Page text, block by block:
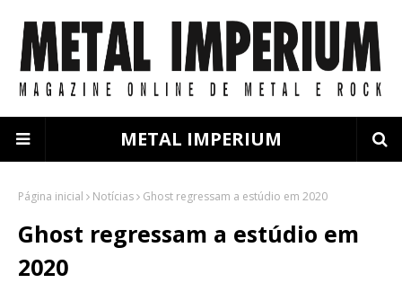
METAL IMPERIUM
Página inicial Notícias Ghost regressam a estúdio em 2020
Ghost regressam a estúdio em
2020